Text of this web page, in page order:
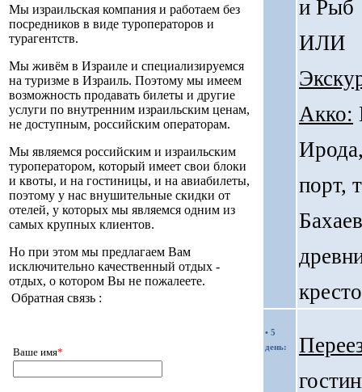
Мы израильская компания и работаем без
посредников в виде туроператоров и
турагентств.
Мы живём в Израиле и специализируемся
на туризме в Израиль. Поэтому мы имеем
возможность продавать билеты и другие
услуги по внутренним израильским ценам,
не доступным, российским операторам.
Мы являемся российским и израильским
туроператором, который имеет свои блоки
и квоты, и на гостиницы, и на авиабилеты,
поэтому у нас внушительные скидки от
отелей, у которых мы являемся одним из
самых крупных клиентов.
Но при этом мы предлагаем Вам
исключительно качественный отдых -
отдых, о котором Вы не пожалеете.
Обратная связь :
Ваше имя*
и Рыб
ИЛИ
Акко:
порт,
• 5
день: